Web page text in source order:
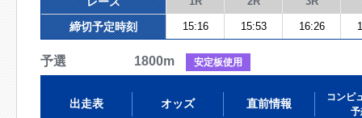
締切予定時刻 15:16 15:53 16:26
予選 1800m 安定板使用
出走表 オッズ 直前情報
コンピ
予